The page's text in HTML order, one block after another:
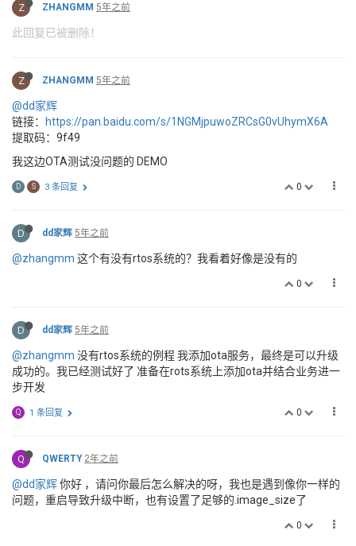
Z ZHANGMM 5年之前
此回复已被删除！
Z ZHANGMM 5年之前
@dd家辉
链接：
https://pan.baidu.com/s/1NGMjpuwoZRCsG0vUhymX6A
提取码：9f49
我这边OTA测试没问题的 DEMO
0
D S 3 条回复
D dd家辉 5年之前
@zhangmm 这个有没有rtos系统的？我看着好像是没有的
0
D dd家辉 5年之前
@zhangmm 没有rtos系统的例程 我添加ota服务，最终是可以升级
成功的。我已经测试好了 准备在rots系统上添加ota并结合业务进一
步开发
0
Q 1 条回复
Q QWERTY 2年之前
@dd家辉你好 ，请问你最后怎么解决的呀，我也是遇到像你一样的
问题，重启导致升级中断，也有设置了足够的.image_size了
0